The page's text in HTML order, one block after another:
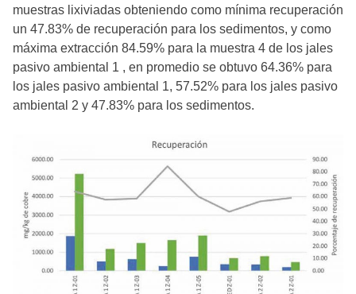
muestras lixiviadas obteniendo como mínima recuperación
un 47.83% de recuperación para los sedimentos, y como
máxima extracción 84.59% para la muestra 4 de los jales
pasivo ambiental 1 , en promedio se obtuvo 64.36% para
los jales pasivo ambiental 1, 57.52% para los jales pasivo
ambiental 2 y 47.83% para los sedimentos.